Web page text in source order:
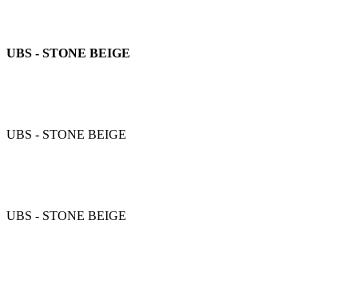
UBS - STONE BEIGE
UBS - STONE BEIGE
UBS - STONE BEIGE